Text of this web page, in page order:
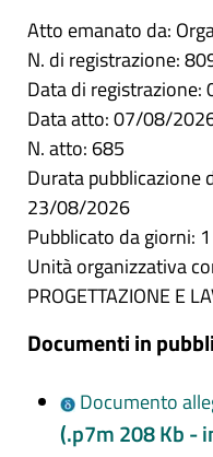
Atto emanato da:
N. di registrazione:
Data di
Data atto: 07/08/
N. atto: 685
Durata
23/08/2026
Pubblicato da giorni: 1
Unità organizzativa
PROGETTAZIONE E
Documenti in
Documento
(.p7m 208 Kb -